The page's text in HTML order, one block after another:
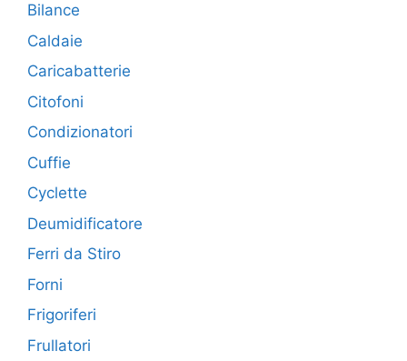
Bilance
Caldaie
Caricabatterie
Citofoni
Condizionatori
Cuffie
Cyclette
Deumidificatore
Ferri da Stiro
Forni
Frigoriferi
Frullatori